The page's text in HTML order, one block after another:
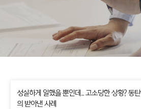
성실하게 일했을 뿐인데... 고소당한 상황? 동
의 받아낸 사례